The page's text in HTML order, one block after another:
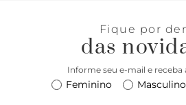
Fique por
das
Informe seu e-mail e receba
Feminino Masculino